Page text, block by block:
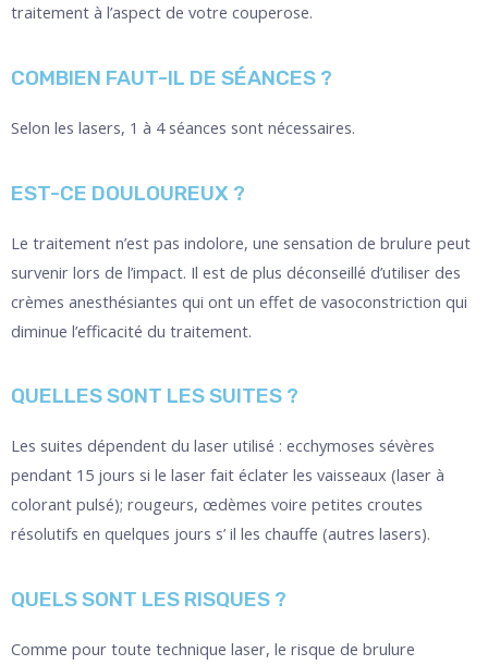
traitement à l’aspect de votre couperose.
COMBIEN FAUT-IL DE SÉANCES ?
Selon les lasers, 1 à 4 séances sont nécessaires.
EST-CE DOULOUREUX ?
Le traitement n’est pas indolore, une sensation de brulure peut
survenir lors de l’impact. Il est de plus déconseillé d’utiliser des
crèmes anesthésiantes qui ont un effet de vasoconstriction qui
diminue l’efficacité du traitement.
QUELLES SONT LES SUITES ?
Les suites dépendent du laser utilisé : ecchymoses sévères
pendant 15 jours si le laser fait éclater les vaisseaux (laser à
colorant pulsé); rougeurs, œdèmes voire petites croutes
résolutifs en quelques jours s’ il les chauffe (autres lasers).
QUELS SONT LES RISQUES ?
Comme pour toute technique laser, le risque de brulure